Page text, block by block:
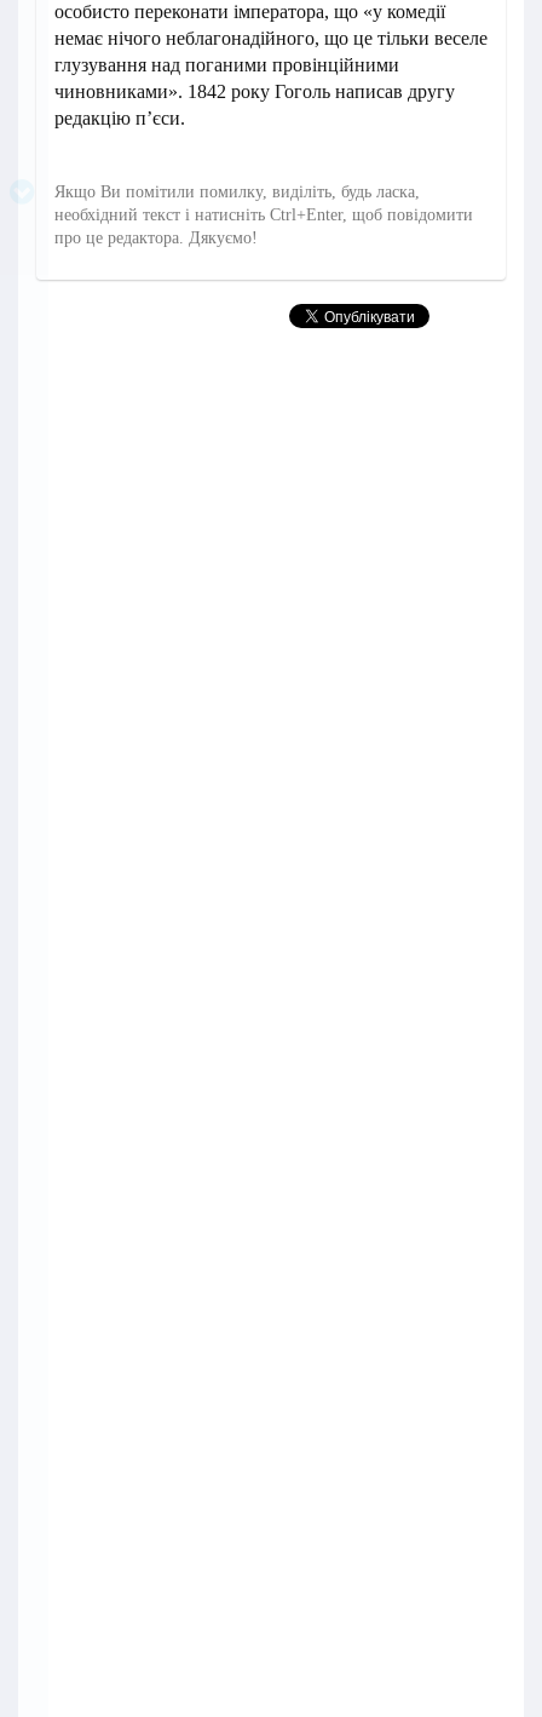
особисто переконати імператора, що «у комедії
немає нічого неблагонадійного, що це тільки веселе
глузування над поганими провінційними
чиновниками». 1842 року Гоголь написав другу
редакцію п’єси.
Якщо Ви помітили помилку, виділіть, будь ласка,
необхідний текст і натисніть Ctrl+Enter, щоб повідомити
про це редактора. Дякуємо!